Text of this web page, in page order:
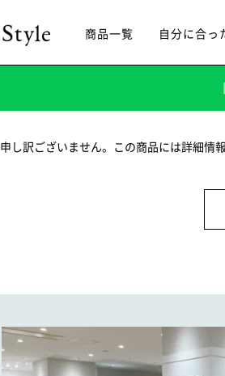
商品一覧 自分に合っ
申し訳ございません。この商品には詳細情